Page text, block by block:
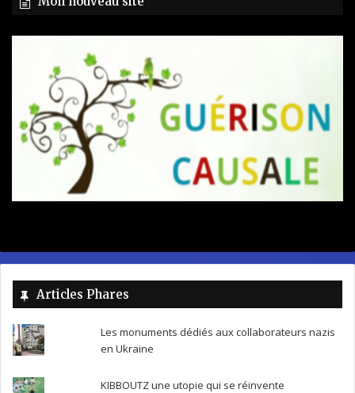
Articles Phares
Les monuments dédiés aux collaborateurs nazis
en Ukraine
KIBBOUTZ une utopie qui se réinvente